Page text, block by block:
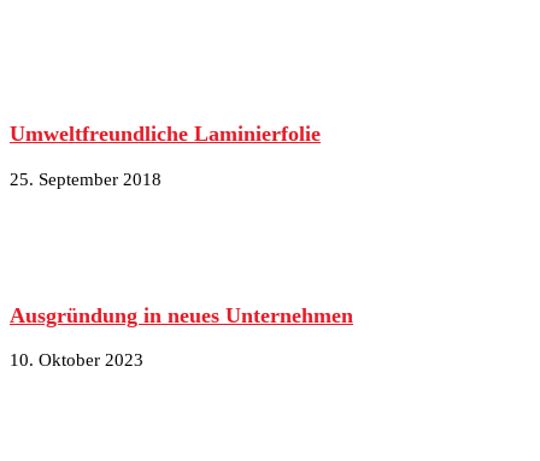
Umweltfreundliche Laminierfolie
25. September 2018
Ausgründung in neues Unternehmen
10. Oktober 2023